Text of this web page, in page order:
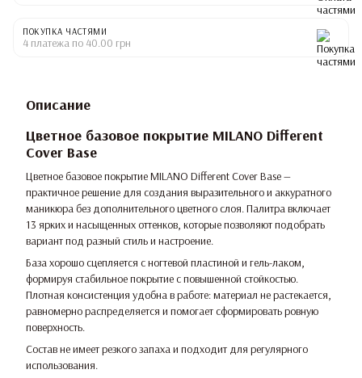
ПОКУПКА ЧАСТЯМИ
4 платежа по 40.00 грн
Описание
Цветное базовое покрытие MILANO Different
Cover Base
Цветное базовое покрытие MILANO Different Cover Base —
практичное решение для создания выразительного и аккуратного
маникюра без дополнительного цветного слоя. Палитра включает
13 ярких и насыщенных оттенков, которые позволяют подобрать
вариант под разный стиль и настроение.
База хорошо сцепляется с ногтевой пластиной и гель-лаком,
формируя стабильное покрытие с повышенной стойкостью.
Плотная консистенция удобна в работе: материал не растекается,
равномерно распределяется и помогает сформировать ровную
поверхность.
Состав не имеет резкого запаха и подходит для регулярного
использования.